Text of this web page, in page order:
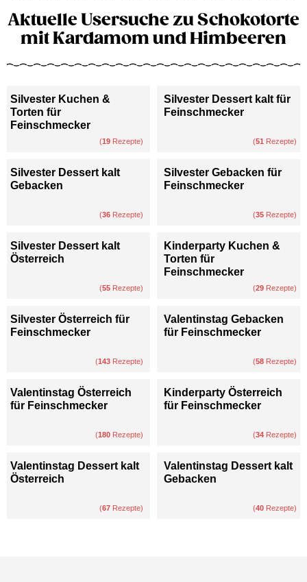
Aktuelle Usersuche zu Schokotorte
mit Kardamom und Himbeeren
Silvester Kuchen &
Torten für
Feinschmecker
(19 Rezepte)
Silvester Dessert kalt für
Feinschmecker
(51 Rezepte)
Silvester Dessert kalt
Gebacken
(36 Rezepte)
Silvester Gebacken für
Feinschmecker
(35 Rezepte)
Silvester Dessert kalt
Österreich
(55 Rezepte)
Kinderparty Kuchen &
Torten für
Feinschmecker
(29 Rezepte)
Silvester Österreich für
Feinschmecker
(143 Rezepte)
Valentinstag Gebacken
für Feinschmecker
(58 Rezepte)
Valentinstag Österreich
für Feinschmecker
(180 Rezepte)
Kinderparty Österreich
für Feinschmecker
(34 Rezepte)
Valentinstag Dessert kalt
Österreich
(67 Rezepte)
Valentinstag Dessert kalt
Gebacken
(40 Rezepte)